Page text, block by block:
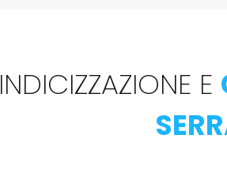
INDICIZZAZIONE E